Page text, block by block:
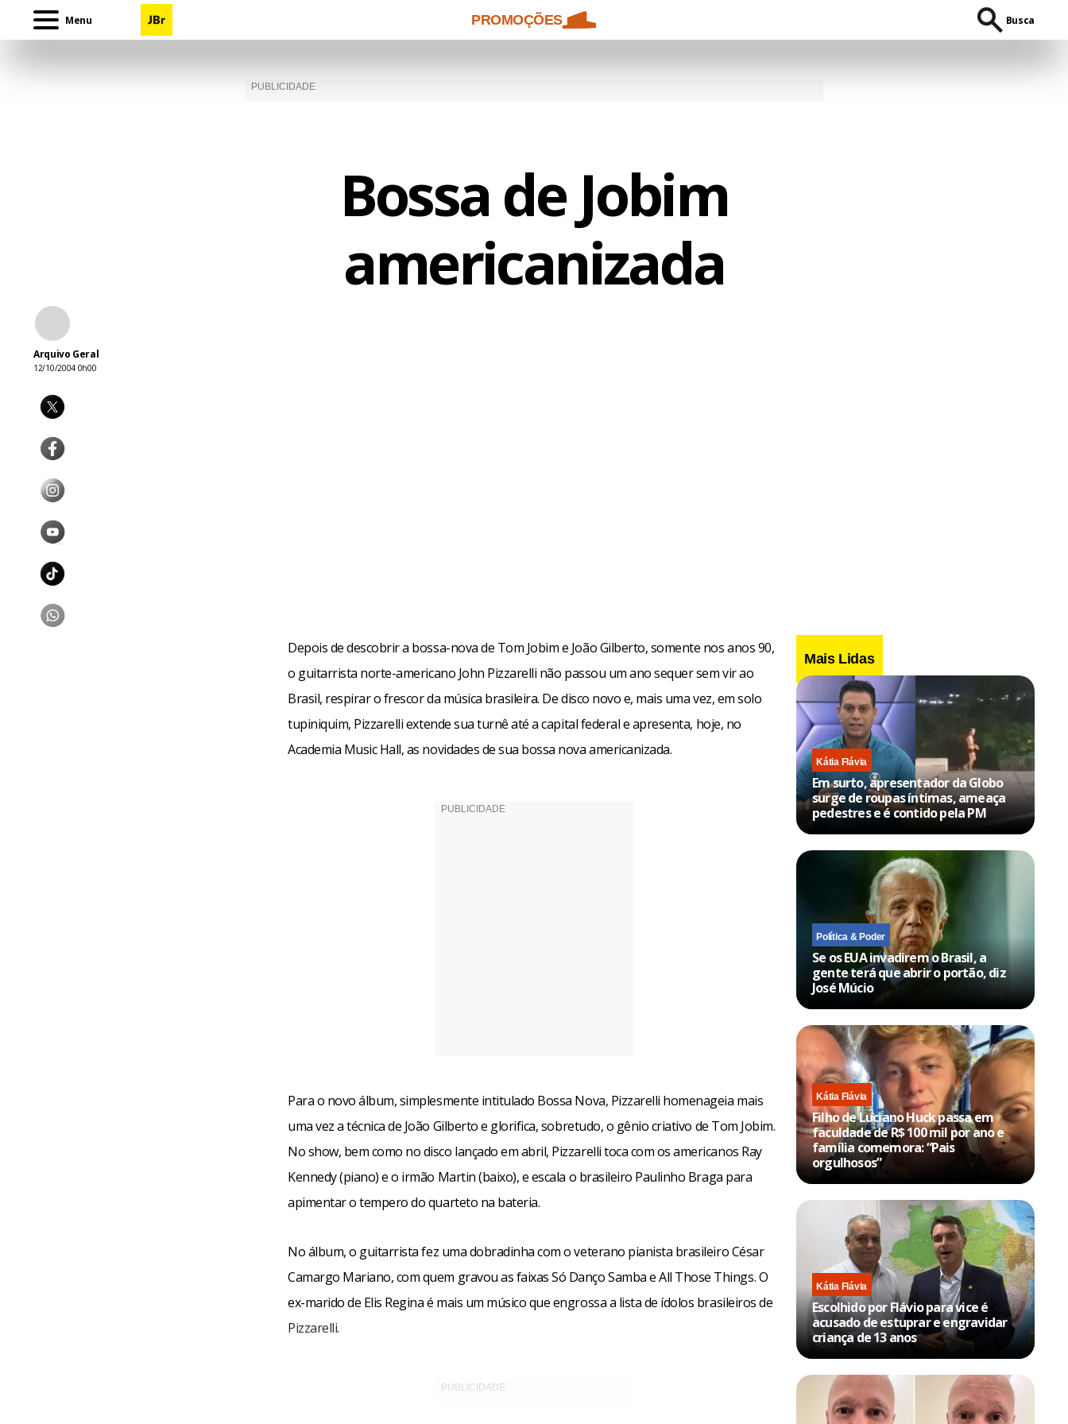
Menu PROMOÇÕES Busca
Bossa de Jobim
americanizada
Arquivo Geral
12/10/2004 0h00
Depois de descobrir a bossa-nova de Tom Jobim e João Gilberto, somente nos anos 90,
o guitarrista norte-americano John Pizzarelli não passou um ano sequer sem vir ao
Brasil, respirar o frescor da música brasileira. De disco novo e, mais uma vez, em solo
tupiniquim, Pizzarelli extende sua turnê até a capital federal e apresenta, hoje, no
Academia Music Hall, as novidades de sua bossa nova americanizada.
Para o novo álbum, simplesmente intitulado Bossa Nova, Pizzarelli homenageia mais
uma vez a técnica de João Gilberto e glorifica, sobretudo, o gênio criativo de Tom Jobim.
No show, bem como no disco lançado em abril, Pizzarelli toca com os americanos Ray
Kennedy (piano) e o irmão Martin (baixo), e escala o brasileiro Paulinho Braga para
apimentar o tempero do quarteto na bateria.
No álbum, o guitarrista fez uma dobradinha com o veterano pianista brasileiro César
Camargo Mariano, com quem gravou as faixas Só Danço Samba e All Those Things. O
ex-marido de Elis Regina é mais um músico que engrossa a lista de ídolos brasileiros de
Pizzarelli.
Mais Lidas
Kátia Flávia
Em surto, apresentador da Globo
surge de roupas íntimas, ameaça
pedestres e é contido pela PM
Política & Poder
Se os EUA invadirem o Brasil, a
gente terá que abrir o portão, diz
José Múcio
Kátia Flávia
Filho de Luciano Huck passa em
faculdade de R$ 100 mil por ano e
família comemora: “Pais
orgulhosos”
Kátia Flávia
Escolhido por Flávio para vice é
acusado de estuprar e engravidar
criança de 13 anos